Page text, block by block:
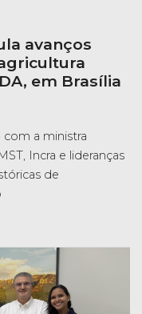
avanços
em Brasília
a ministra
Incra e lideranças
de